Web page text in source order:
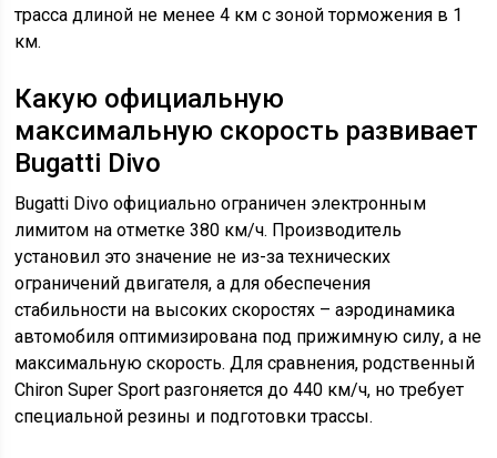
трасса длиной не менее 4 км с зоной торможения в 1
км.
Какую официальную
максимальную скорость развивает
Bugatti Divo
Bugatti Divo официально ограничен электронным
лимитом на отметке 380 км/ч. Производитель
установил это значение не из-за технических
ограничений двигателя, а для обеспечения
стабильности на высоких скоростях – аэродинамика
автомобиля оптимизирована под прижимную силу, а не
максимальную скорость. Для сравнения, родственный
Chiron Super Sport разгоняется до 440 км/ч, но требует
специальной резины и подготовки трассы.